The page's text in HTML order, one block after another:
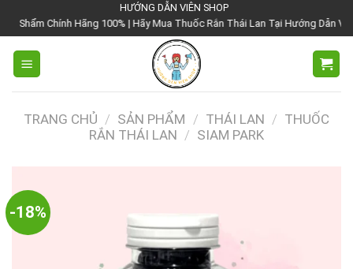
đến
nội
dung
HƯỚNG DẪN VIÊN SHOP
100% | Hãy Mua Thuốc Rắn Thái Lan Tại Hướng Dẫn Viên Shop | Với Giá
TRANG CHỦ / SẢN PHẨM / THÁI LAN / THUỐC
RẮN THÁI LAN / SIAM PARK
-18%